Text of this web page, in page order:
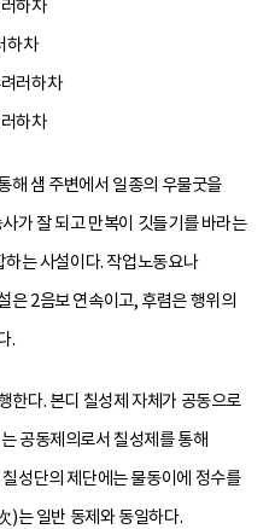
하차
하차
러하차
하차
해 샘 주변에서 일종의 우물굿을
가 잘 되고 만복이 깃들기를 바라는
는 사설이다. 작업노동요나
은 2음보 연속이고, 후렴은 행위의
.
다. 본디 칠성제 자체가 공동으로
공동제의로서 칠성제를 통해
성단의 제단에는 물동이에 정수를
)는 일반 동제와 동일하다.